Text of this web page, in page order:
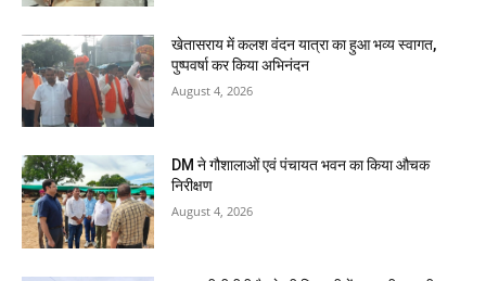
खेतासराय में कलश वंदन यात्रा का हुआ भव्य स्वागत,
पुष्पवर्षा कर किया अभिनंदन
August 4, 2026
DM ने गौशालाओं एवं पंचायत भवन का किया औचक
निरीक्षण
August 4, 2026